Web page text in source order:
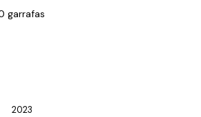
garrafas
2023